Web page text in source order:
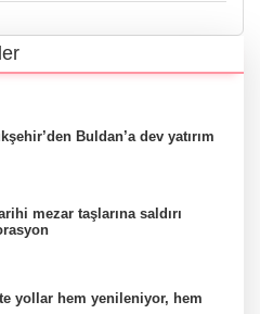
Buldan’a dev yatırım
mezar taşlarına saldırı
yollar hem yenileniyor, hem